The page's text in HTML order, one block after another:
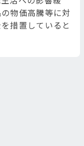
物価高騰等に対
措置していると